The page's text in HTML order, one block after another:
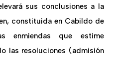
sus conclusiones a la
constituida en Cabildo de
enmiendas que estime
las resoluciones (admisión